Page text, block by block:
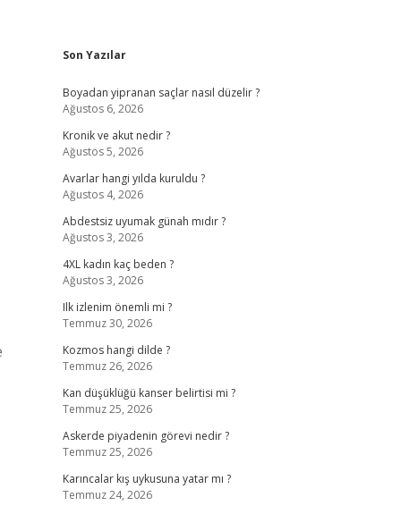
Sidebar
Son Yazılar
Boyadan yipranan saçlar nasıl düzelir ?
Ağustos 6, 2026
Kronik ve akut nedir ?
Ağustos 5, 2026
Avarlar hangi yılda kuruldu ?
Ağustos 4, 2026
Abdestsiz uyumak günah mıdır ?
Ağustos 3, 2026
4XL kadın kaç beden ?
Ağustos 3, 2026
Ilk izlenim önemli mi ?
Temmuz 30, 2026
Kozmos hangi dilde ?
Temmuz 26, 2026
Kan düşüklüğü kanser belirtisi mi ?
Temmuz 25, 2026
Askerde piyadenin görevi nedir ?
Temmuz 25, 2026
Karıncalar kış uykusuna yatar mı ?
Temmuz 24, 2026